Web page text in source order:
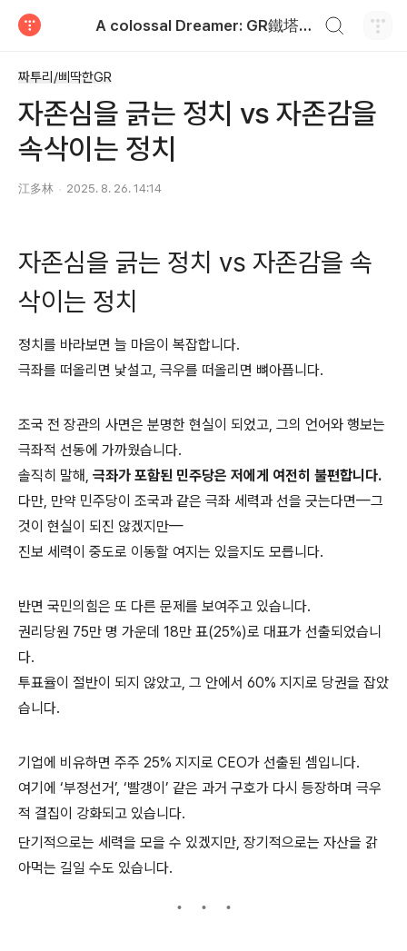
A colossal Dreamer: GR鐵塔-天生我材
짜투리/삐딱한GR
자존심을 긁는 정치 vs 자존감을
속삭이는 정치
江多林 2025. 8. 26. 14:14
자존심을 긁는 정치 vs 자존감을 속
삭이는 정치
정치를 바라보면 늘 마음이 복잡합니다.
극좌를 떠올리면 낯설고, 극우를 떠올리면 뼈아픕니다.
조국 전 장관의 사면은 분명한 현실이 되었고, 그의 언어와 행보는
극좌적 선동에 가까웠습니다.
솔직히 말해, 극좌가 포함된 민주당은 저에게 여전히 불편합니다.
다만, 만약 민주당이 조국과 같은 극좌 세력과 선을 긋는다면—그
것이 현실이 되진 않겠지만—
진보 세력이 중도로 이동할 여지는 있을지도 모릅니다.
반면 국민의힘은 또 다른 문제를 보여주고 있습니다.
권리당원 75만 명 가운데 18만 표(25%)로 대표가 선출되었습니
다.
투표율이 절반이 되지 않았고, 그 안에서 60% 지지로 당권을 잡았
습니다.
기업에 비유하면 주주 25% 지지로 CEO가 선출된 셈입니다.
여기에 ‘부정선거’, ‘빨갱이’ 같은 과거 구호가 다시 등장하며 극우
적 결집이 강화되고 있습니다.
단기적으로는 세력을 모을 수 있겠지만, 장기적으로는 자산을 갉
아먹는 길일 수도 있습니다.